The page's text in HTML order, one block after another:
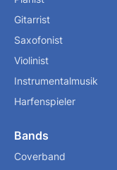
Gitarrist
Saxofonist
Violinist
Instrumentalmusik
Harfenspieler
Bands
Coverband